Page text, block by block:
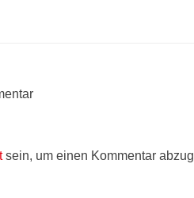
sein, um einen Kommentar